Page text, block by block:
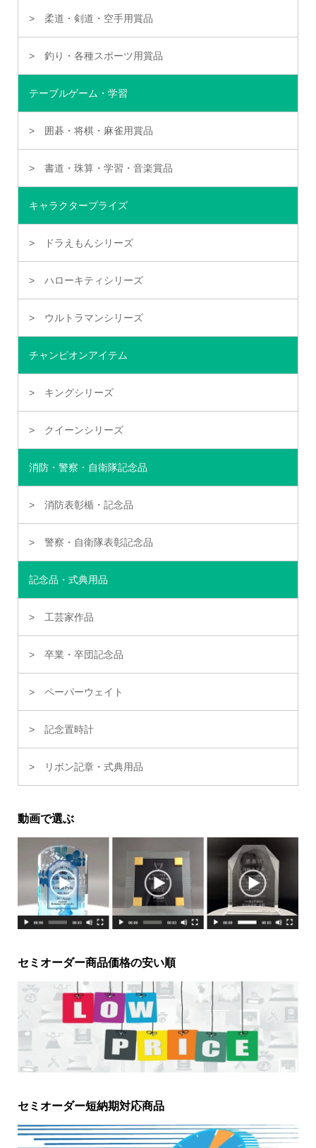
柔道・剣道・空手用賞品
釣り・各種スポーツ用賞品
テーブルゲーム・学習
囲碁・将棋・麻雀用賞品
書道・珠算・学習・音楽賞品
キャラクタープライズ
ドラえもんシリーズ
ハローキティシリーズ
ウルトラマンシリーズ
チャンピオンアイテム
キングシリーズ
クイーンシリーズ
消防・警察・自衛隊記念品
消防表彰楯・記念品
警察・自衛隊表彰記念品
記念品・式典用品
工芸家作品
卒業・卒団記念品
ペーパーウェイト
記念置時計
リボン記章・式典用品
動画で選ぶ
セミオーダー商品価格の安い順
セミオーダー短納期対応商品